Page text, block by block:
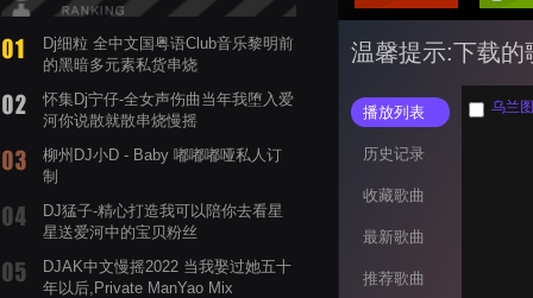
Dj细粒 全中文国粤语Club音乐黎明前
的黑暗多元素私货串烧
怀集Dj宁仔-全女声伤曲当年我堕入爱
河你说散就散串烧慢摇
柳州DJ小D - Baby 嘟嘟嘟哑私人订
制
DJ猛子-精心打造我可以陪你去看星
星送爱河中的宝贝粉丝
DJAK中文慢摇2022 当我娶过她五十
年以后,Private ManYao Mix
温馨提示:下载的
播放列表
历史记录
收藏歌曲
最新歌曲
推荐歌曲
乌兰